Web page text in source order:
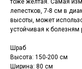
лепестков, 7-8 см в
высоты, может
устойчивая к болезням
Шраб
Высота: 150-200 см
Ширина: 80 см